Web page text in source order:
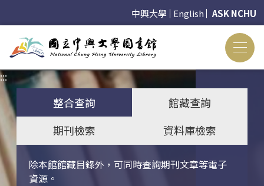
中興大學 English ASK NCHU
:::
整合查詢
館藏查詢
期刊檢索
資料庫檢索
除本館館藏目錄外，可同時查詢期刊文章等電子
資源。
關鍵字搜尋